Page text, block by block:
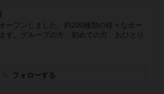
ープンしました。約200種類の様々なボー
す。グループの方、初めての方、おひとり
フォローする